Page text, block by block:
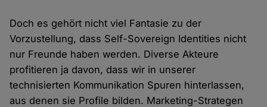
Doch es gehört nicht viel Fantasie zu der
Vorzustellung, dass Self-Sovereign Identities nicht
nur Freunde haben werden. Diverse Akteure
profitieren ja davon, dass wir in unserer
technisierten Kommunikation Spuren hinterlassen,
aus denen sie Profile bilden. Marketing-Strategen